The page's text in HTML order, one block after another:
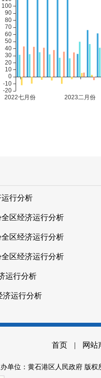
运行分析
区经济运行分析
区经济运行分析
区经济运行分析
运行分析
济运行分析
首页 | 网站
单位：黄石港区人民政府 版权